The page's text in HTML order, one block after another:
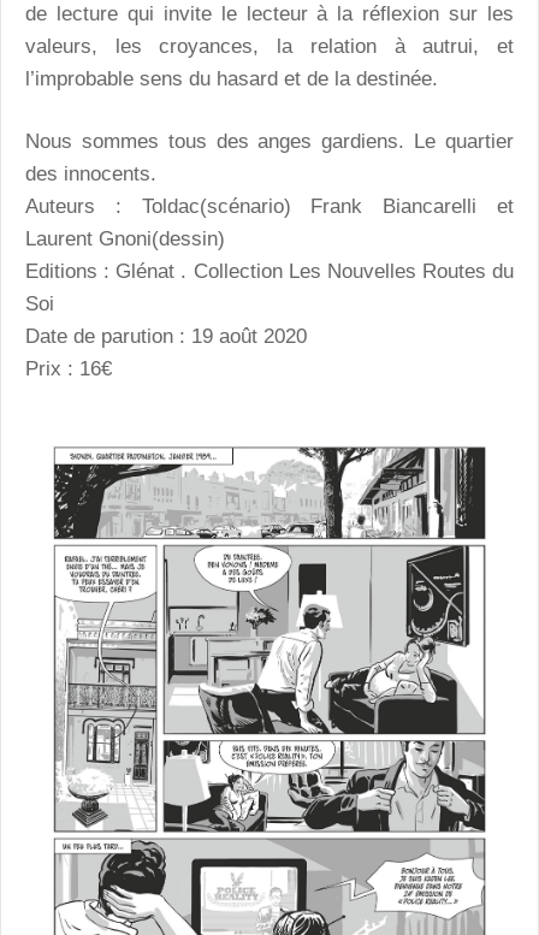
de lecture qui invite le lecteur à la réflexion sur les
valeurs, les croyances, la relation à autrui, et
l’improbable sens du hasard et de la destinée.
Nous sommes tous des anges gardiens. Le quartier
des innocents.
Auteurs : Toldac(scénario) Frank Biancarelli et
Laurent Gnoni(dessin)
Editions : Glénat . Collection Les Nouvelles Routes du
Soi
Date de parution : 19 août 2020
Prix : 16€